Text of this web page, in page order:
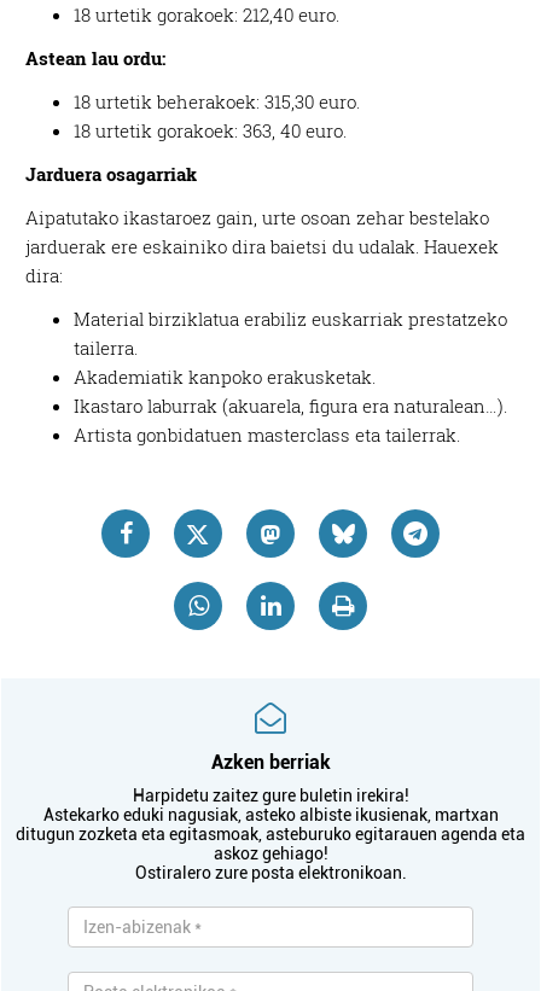
18 urtetik gorakoek: 212,40 euro.
Astean lau ordu:
18 urtetik beherakoek: 315,30 euro.
18 urtetik gorakoek: 363, 40 euro.
Jarduera osagarriak
Aipatutako ikastaroez gain, urte osoan zehar bestelako
jarduerak ere eskainiko dira baietsi du udalak. Hauexek
dira:
Material birziklatua erabiliz euskarriak prestatzeko
tailerra.
Akademiatik kanpoko erakusketak.
Ikastaro laburrak (akuarela, figura era naturalean…).
Artista gonbidatuen masterclass eta tailerrak.
Azken berriak
Harpidetu zaitez gure buletin irekira!
Astekarko eduki nagusiak, asteko albiste ikusienak, martxan
ditugun zozketa eta egitasmoak, asteburuko egitarauen agenda eta
askoz gehiago!
Ostiralero zure posta elektronikoan.